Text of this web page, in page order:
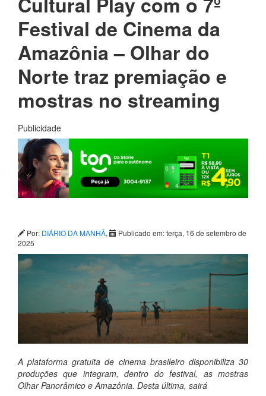
Festival de Cinema da
Amazônia – Olhar do
Norte traz premiação e
mostras no streaming
Publicidade
Por: DIÁRIO DA MANHÃ,
Publicado em: terça, 16 de setembro de
2025
A plataforma gratuita de cinema brasileiro disponibiliza 30
produções que integram, dentro do festival, as mostras
Olhar Panorâmico e Amazônia. Desta última, sairá